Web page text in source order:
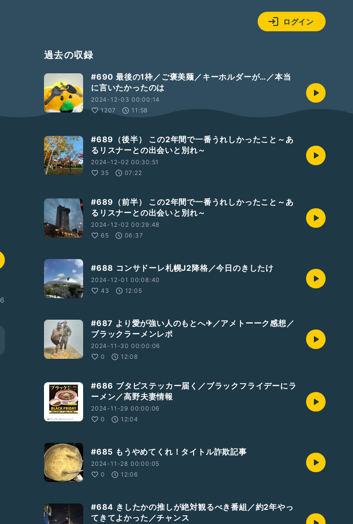
ログイン
6
過去の収録
#690 最後の1枠／ご褒美麺／キーホルダーが…／本当
に言いたかったのは
2024-12-03 00:00:14
1207
11:58
#689（後半） この2年間で一番うれしかったこと～あ
るリスナーとの出会いと別れ～
2024-12-02 00:30:51
35
07:22
#689（前半） この2年間で一番うれしかったこと～あ
るリスナーとの出会いと別れ～
2024-12-02 00:29:48
65
06:37
#688 コンサドーレ札幌J2降格／今日のきしたけ
2024-12-01 00:08:40
43
12:05
#687 より愛が強い人のもとへ✈／アメトーーク感想／
ブラックラーメンレポ
2024-11-30 00:00:06
0
12:08
#686 ブタピステッカー届く／ブラックフライデーにラ
ーメン／高野夫妻情報
2024-11-29 00:00:06
0
12:04
#685 もうやめてくれ！タイトル詐欺記事
2024-11-28 00:00:05
0
12:06
#684 きしたかの推しが絶対観るべき番組／約2年やっ
てきてよかった／チャンス